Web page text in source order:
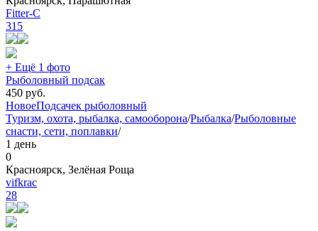
Fitter-C
315
+ Ещё 1 фото
Рыболовный подсак
450 руб.
НовоеПодсачек рыболовный
Туризм, охота, рыбалка, самооборона/Рыбалка/Рыболовные
снасти, сети, поплавки/
1 день
0
Красноярск, Зелёная Роща
vifkrac
28